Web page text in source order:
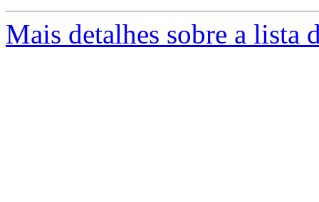
Mais detalhes sobre a lista